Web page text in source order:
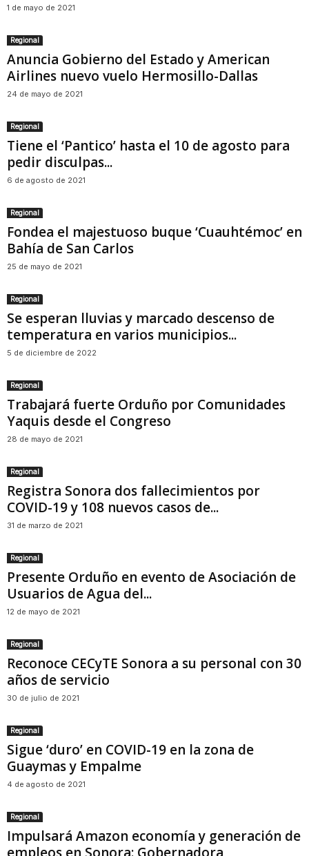
1 de mayo de 2021
Regional
Anuncia Gobierno del Estado y American
Airlines nuevo vuelo Hermosillo-Dallas
24 de mayo de 2021
Regional
Tiene el ‘Pantico’ hasta el 10 de agosto para
pedir disculpas...
6 de agosto de 2021
Regional
Fondea el majestuoso buque ‘Cuauhtémoc’ en
Bahía de San Carlos
25 de mayo de 2021
Regional
Se esperan lluvias y marcado descenso de
temperatura en varios municipios...
5 de diciembre de 2022
Regional
Trabajará fuerte Orduño por Comunidades
Yaquis desde el Congreso
28 de mayo de 2021
Regional
Registra Sonora dos fallecimientos por
COVID-19 y 108 nuevos casos de...
31 de marzo de 2021
Regional
Presente Orduño en evento de Asociación de
Usuarios de Agua del...
12 de mayo de 2021
Regional
Reconoce CECyTE Sonora a su personal con 30
años de servicio
30 de julio de 2021
Regional
Sigue ‘duro’ en COVID-19 en la zona de
Guaymas y Empalme
4 de agosto de 2021
Regional
Impulsará Amazon economía y generación de
empleos en Sonora: Gobernadora